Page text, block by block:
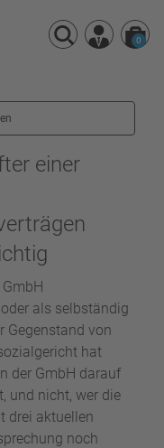
0
einer
als selbständig
Gegenstand von
hat
der GmbH darauf
und nicht, wer die
drei aktuellen
noch